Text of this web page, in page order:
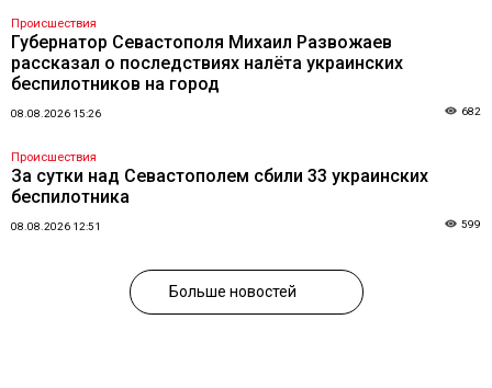
Происшествия
Губернатор Севастополя Михаил Развожаев
рассказал о последствиях налёта украинских
беспилотников на город
08.08.2026 15:26 682
Происшествия
За сутки над Севастополем сбили 33 украинских
беспилотника
08.08.2026 12:51 599
Больше новостей